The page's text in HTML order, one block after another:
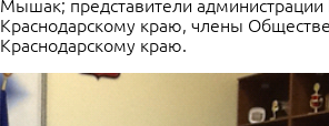
Мышак; представители
Краснодарскому краю, члены
Краснодарскому краю.